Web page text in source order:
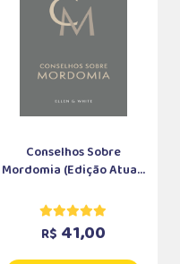
Conselhos Sobre
Mordomia (Edição Atua...
R$ 41,00